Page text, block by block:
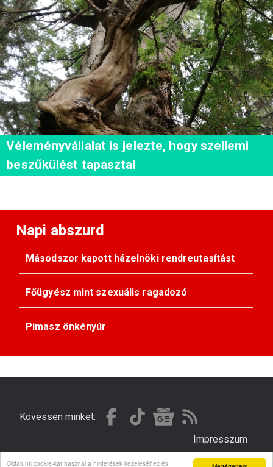
Oldalunk cookie-kat használ a hirdetések kezeléséhez és
Véleményvállalat is jelezte, hogy szellemi
beszűkülést tapasztal
Napi abszurd
Másodszor kapott házelnöki rendreutasítást
Főügyész mint szexuális ragadozó
Pimasz önkényúr
Kövessen minket:
Impresszum